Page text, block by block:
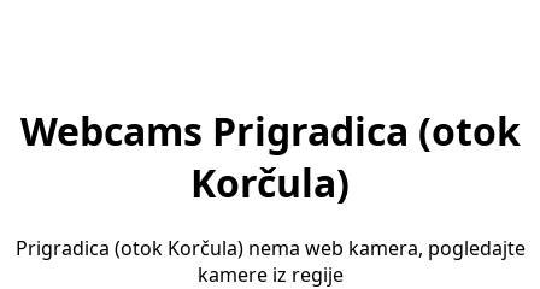
Webcams Prigradica (otok
Korčula)
Prigradica (otok Korčula) nema web kamera, pogledajte
kamere iz regije